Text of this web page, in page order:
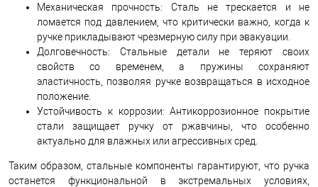
Механическая прочность: Сталь не трескается и не
ломается под давлением, что критически важно, когда к
ручке прикладывают чрезмерную силу при эвакуации.
Долговечность: Стальные детали не теряют своих
свойств со временем, а пружины сохраняют
эластичность, позволяя ручке возвращаться в исходное
положение.
Устойчивость к коррозии: Антикоррозионное покрытие
стали защищает ручку от ржавчины, что особенно
актуально для влажных или агрессивных сред.
Таким образом, стальные компоненты гарантируют, что ручка
останется функциональной в экстремальных условиях,